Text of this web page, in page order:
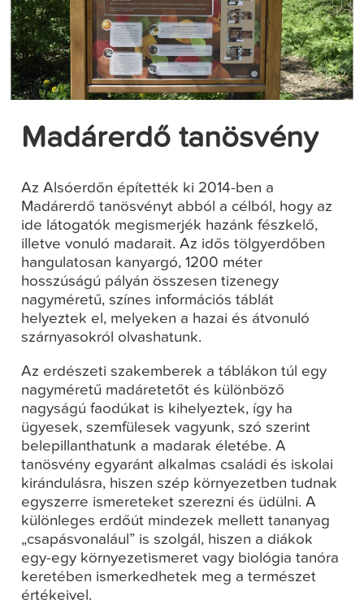
Madárerdő tanösvény
Az Alsóerdőn építették ki 2014-ben a
Madárerdő tanösvényt abból a célból, hogy az
ide látogatók megismerjék hazánk fészkelő,
illetve vonuló madarait. Az idős tölgyerdőben
hangulatosan kanyargó, 1200 méter
hosszúságú pályán összesen tizenegy
nagyméretű, színes információs táblát
helyeztek el, melyeken a hazai és átvonuló
szárnyasokról olvashatunk.
Az erdészeti szakemberek a táblákon túl egy
nagyméretű madáretetőt és különböző
nagyságú faodúkat is kihelyeztek, így ha
ügyesek, szemfülesek vagyunk, szó szerint
belepillanthatunk a madarak életébe. A
tanösvény egyaránt alkalmas családi és iskolai
kirándulásra, hiszen szép környezetben tudnak
egyszerre ismereteket szerezni és üdülni. A
különleges erdőút mindezek mellett tananyag
„csapásvonalául” is szolgál, hiszen a diákok
egy-egy környezetismeret vagy biológia tanóra
keretében ismerkedhetek meg a természet
értékeivel.